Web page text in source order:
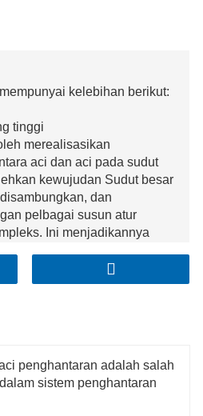
kelebihan berikut:
tinggi
merealisasikan
aci dan aci pada sudut
kewujudan Sudut besar
dan
pelbagai susun atur
Ini menjadikannya
dalam bidang automotif,
seperti dalam sistem stereng
untuk memastikan
boleh dipercayai
meluas
penghantaran adalah salah
sistem penghantaran